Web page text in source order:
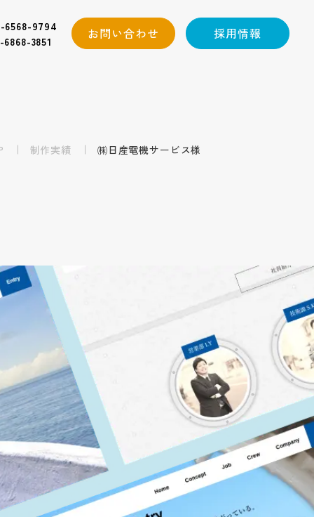
6568-9794
6868-3851
お問い合わせ 採用情報
制作実績 ㈱日産電機サービス様